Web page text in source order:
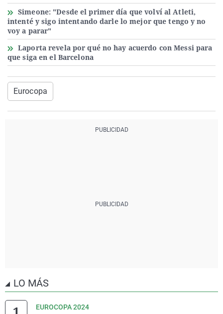
Simeone: "Desde el primer día que volví al Atleti,
intenté y sigo intentando darle lo mejor que tengo y no
voy a parar"
Laporta revela por qué no hay acuerdo con Messi para
que siga en el Barcelona
Eurocopa
LO MÁS
EUROCOPA 2024